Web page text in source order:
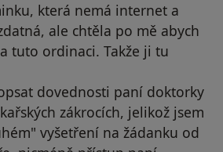
která nemá internet a
ale chtěla po mě abych
tuto ordinaci. Takže ji tu
dovednosti paní doktorky
zákrocích, jelikož jsem
vyšetření na žádanku od